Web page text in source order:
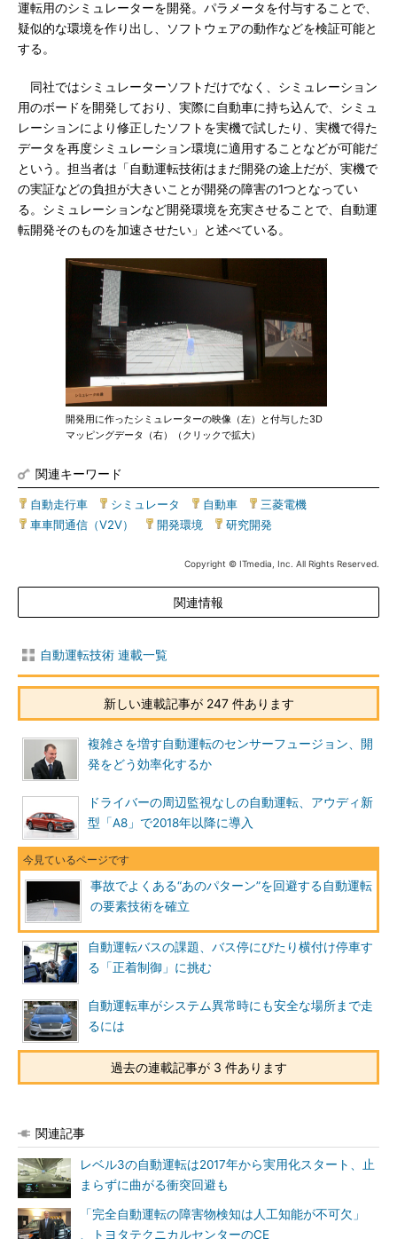
運転用のシミュレーターを開発。パラメータを付与することで、
疑似的な環境を作り出し、ソフトウェアの動作などを検証可能と
する。
同社ではシミュレーターソフトだけでなく、シミュレーション
用のボードを開発しており、実際に自動車に持ち込んで、シミュ
レーションにより修正したソフトを実機で試したり、実機で得た
データを再度シミュレーション環境に適用することなどが可能だ
という。担当者は「自動運転技術はまだ開発の途上だが、実機で
の実証などの負担が大きいことが開発の障害の1つとなってい
る。シミュレーションなど開発環境を充実させることで、自動運
転開発そのものを加速させたい」と述べている。
開発用に作ったシミュレーターの映像（左）と付与した3D
マッピングデータ（右）（クリックで拡大）
関連キーワード
自動走行車 シミュレータ 自動車 三菱電機
車車間通信（V2V）
開発環境 研究開発
Copyright © ITmedia, Inc. All Rights Reserved.
関連情報
自動運転技術 連載一覧
新しい連載記事が 247 件あります
複雑さを増す自動運転のセンサーフュージョン、開
発をどう効率化するか
ドライバーの周辺監視なしの自動運転、アウディ新
型「A8」で2018年以降に導入
事故でよくある“あのパターン”を回避する自動運転
の要素技術を確立
自動運転バスの課題、バス停にぴたり横付け停車す
る「正着制御」に挑む
自動運転車がシステム異常時にも安全な場所まで走
るには
過去の連載記事が 3 件あります
関連記事
レベル3の自動運転は2017年から実用化スタート、止
まらずに曲がる衝突回避も
「完全自動運転の障害物検知は人工知能が不可欠」
、トヨタテクニカルセンターのCE